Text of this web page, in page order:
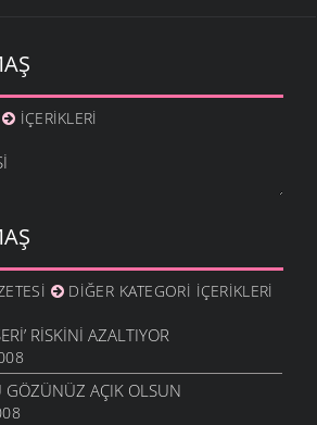
İÇERIKLERI
DIĞER KATEGORI İÇERIKLERI
RISKINI AZALTIYOR
AÇIK OLSUN